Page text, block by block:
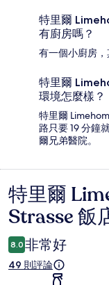
特里爾
有廚房嗎？
有一個小廚房，
特里爾
環境怎麼樣？
特里爾
路只要 19 分鐘
爾兄弟醫院。
評
論
特里爾
Strasse 飯
8.0 非常好
49 則評論